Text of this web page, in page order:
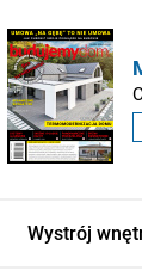
Wystrój